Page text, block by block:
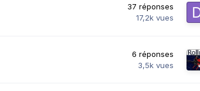
37 réponses
17,2k vues
6 réponses
3,5k vues